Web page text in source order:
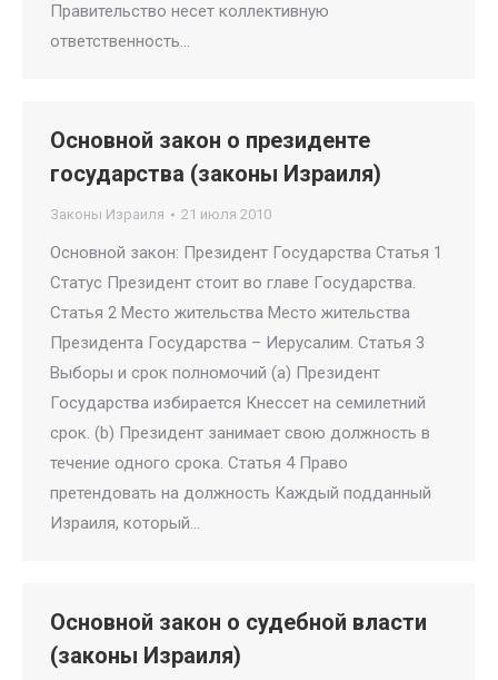
Правительство несет коллективную
ответственность…
Основной закон о президенте
государства (законы Израиля)
Законы Израиля 21 июля 2010
Основной закон: Президент Государства Статья 1
Статус Президент стоит во главе Государства.
Статья 2 Место жительства Место жительства
Президента Государства – Иерусалим. Статья 3
Выборы и срок полномочий (a) Президент
Государства избирается Кнессет на семилетний
срок. (b) Президент занимает свою должность в
течение одного срока. Статья 4 Право
претендовать на должность Каждый подданный
Израиля, который…
Основной закон о судебной власти
(законы Израиля)